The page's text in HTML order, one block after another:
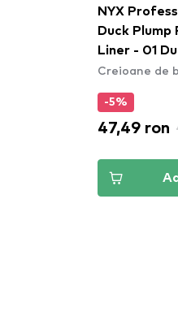
NYX
Duck Plump
Liner - 01
Creioane de
-5%
47,49 ron